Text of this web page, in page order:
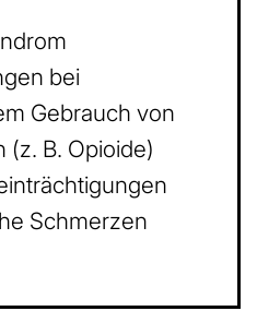
bei
Gebrauch von
(z. B. Opioide)
Schmerzen